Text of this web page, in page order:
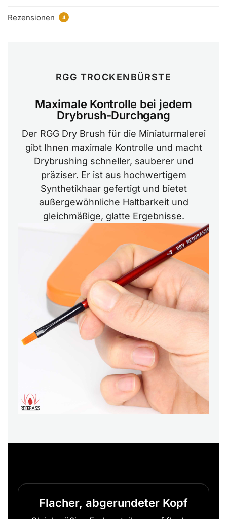
Rezensionen 4
RGG TROCKENBÜRSTE
Maximale Kontrolle bei jedem
Drybrush-Durchgang
Der RGG Dry Brush für die Miniaturmalerei
gibt Ihnen maximale Kontrolle und macht
Drybrushing schneller, sauberer und
präziser. Er ist aus hochwertigem
Synthetikhaar gefertigt und bietet
außergewöhnliche Haltbarkeit und
gleichmäßige, glatte Ergebnisse.
Flacher, abgerundeter Kopf